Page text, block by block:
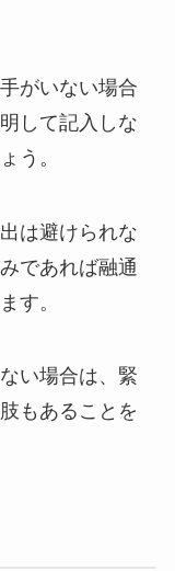
がいない場合
して記入しな
う。
は避けられな
であれば融通
す。
い場合は、緊
もあることを